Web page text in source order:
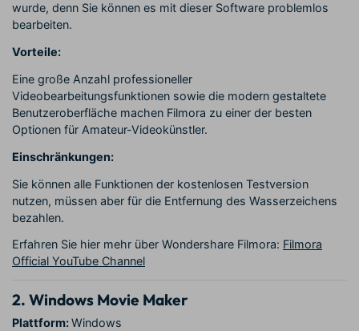
wurde, denn Sie können es mit dieser Software problemlos
bearbeiten.
Vorteile:
Eine große Anzahl professioneller
Videobearbeitungsfunktionen sowie die modern gestaltete
Benutzeroberfläche machen Filmora zu einer der besten
Optionen für Amateur-Videokünstler.
Einschränkungen:
Sie können alle Funktionen der kostenlosen Testversion
nutzen, müssen aber für die Entfernung des Wasserzeichens
bezahlen.
Erfahren Sie hier mehr über Wondershare Filmora: Filmora
Official YouTube Channel
2. Windows Movie Maker
Plattform:Windows